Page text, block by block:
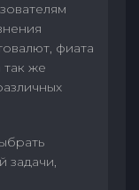
фиата
так же
задачи,